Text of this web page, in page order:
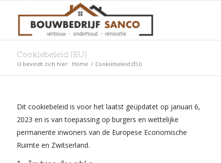
Cookiebeleid (EU)
U bevindt zich hier: Home / Cookiebeleid (EU)
Dit cookiebeleid is voor het laatst geüpdatet op januari 6,
2023 en is van toepassing op burgers en wettelijke
permanente inwoners van de Europese Economische
Ruimte en Zwitserland.